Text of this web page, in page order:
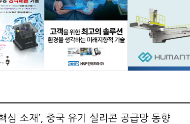
심 소재’, 중국 유기 실리콘 공급망 동향